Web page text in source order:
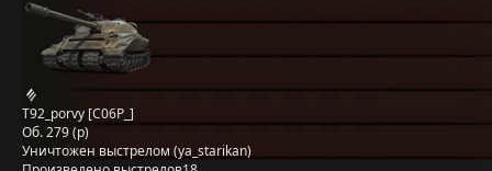
T92_porvy [C06P_]
Об. 279 (р)
Уничтожен выстрелом (ya_starikan)